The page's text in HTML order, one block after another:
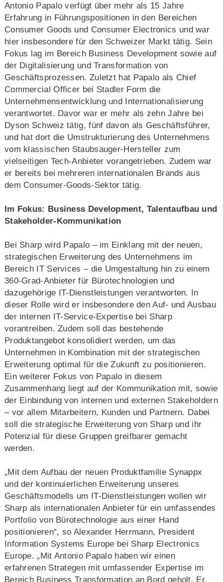
Antonio Papalo verfügt über mehr als 15 Jahre
Erfahrung in Führungspositionen in den Bereichen
Consumer Goods und Consumer Electronics und war
hier insbesondere für den Schweizer Markt tätig. Sein
Fokus lag im Bereich Business Development sowie auf
der Digitalisierung und Transformation von
Geschäftsprozessen. Zuletzt hat Papalo als Chief
Commercial Officer bei Stadler Form die
Unternehmensentwicklung und Internationalisierung
verantwortet. Davor war er mehr als zehn Jahre bei
Dyson Schweiz tätig, fünf davon als Geschäftsführer,
und hat dort die Umstrukturierung des Unternehmens
vom klassischen Staubsauger-Hersteller zum
vielseitigen Tech-Anbieter vorangetrieben. Zudem war
er bereits bei mehreren internationalen Brands aus
dem Consumer-Goods-Sektor tätig.
Im Fokus: Business Development, Talentaufbau und
Stakeholder-Kommunikation
Bei Sharp wird Papalo – im Einklang mit der neuen,
strategischen Erweiterung des Unternehmens im
Bereich IT Services – die Umgestaltung hin zu einem
360-Grad-Anbieter für Bürotechnologien und
dazugehörige IT-Dienstleistungen verantworten. In
dieser Rolle wird er insbesondere den Auf- und Ausbau
der internen IT-Service-Expertise bei Sharp
vorantreiben. Zudem soll das bestehende
Produktangebot konsolidiert werden, um das
Unternehmen in Kombination mit der strategischen
Erweiterung optimal für die Zukunft zu positionieren.
Ein weiterer Fokus von Papalo in diesem
Zusammenhang liegt auf der Kommunikation mit, sowie
der Einbindung von internen und externen Stakeholdern
– vor allem Mitarbeitern, Kunden und Partnern. Dabei
soll die strategische Erweiterung von Sharp und ihr
Potenzial für diese Gruppen greifbarer gemacht
werden.
„Mit dem Aufbau der neuen Produktfamilie Synappx
und der kontinuierlichen Erweiterung unseres
Geschäftsmodells um IT-Dienstleistungen wollen wir
Sharp als internationalen Anbieter für ein umfassendes
Portfolio von Bürotechnologie aus einer Hand
positionieren“, so Alexander Herrmann, President
Information Systems Europe bei Sharp Electronics
Europe. „Mit Antonio Papalo haben wir einen
erfahrenen Strategen mit umfassender Expertise im
Bereich Business Transformation an Bord geholt. Er